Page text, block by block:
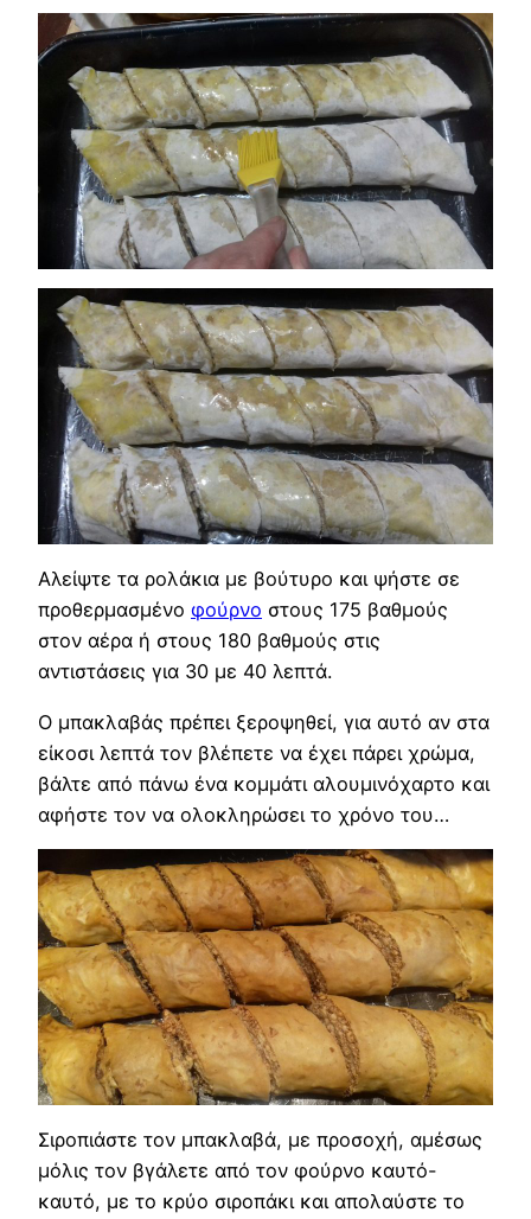
Αλείψτε τα ρολάκια με βούτυρο και ψήστε σε
προθερμασμένο φούρνο στους 175 βαθμούς
στον αέρα ή στους 180 βαθμούς στις
αντιστάσεις για 30 με 40 λεπτά.
Ο μπακλαβάς πρέπει ξεροψηθεί, για αυτό αν στα
είκοσι λεπτά τον βλέπετε να έχει πάρει χρώμα,
βάλτε από πάνω ένα κομμάτι αλουμινόχαρτο και
αφήστε τον να ολοκληρώσει το χρόνο του…
Σιροπιάστε τον μπακλαβά, με προσοχή, αμέσως
μόλις τον βγάλετε από τον φούρνο καυτό-
καυτό, με το κρύο σιροπάκι και απολαύστε το